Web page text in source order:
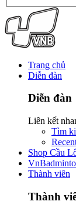
Trang chủ
Diễn đàn
Diễn đàn
Liên kết
Tìm
Shop Cầu
Thành viên
Thành